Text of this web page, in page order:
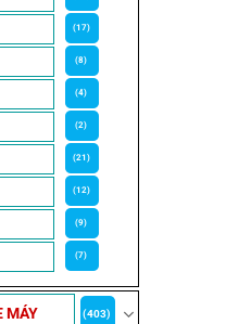
(17)
(8)
(4)
(2)
(21)
(12)
(9)
(7)
MÁY (403)